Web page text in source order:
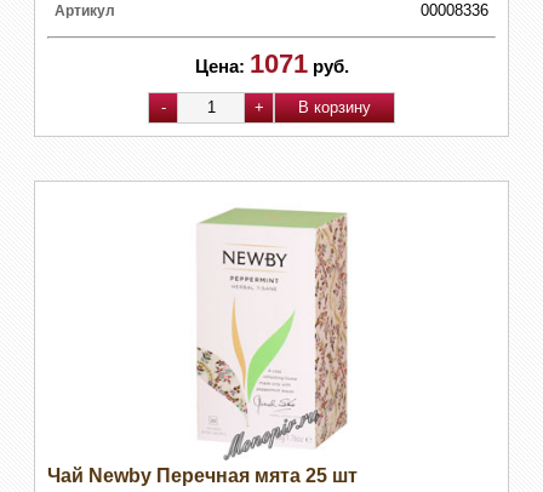
Артикул 00008336
Цена: 1071 руб.
Чай Newby Перечная мята 25 шт